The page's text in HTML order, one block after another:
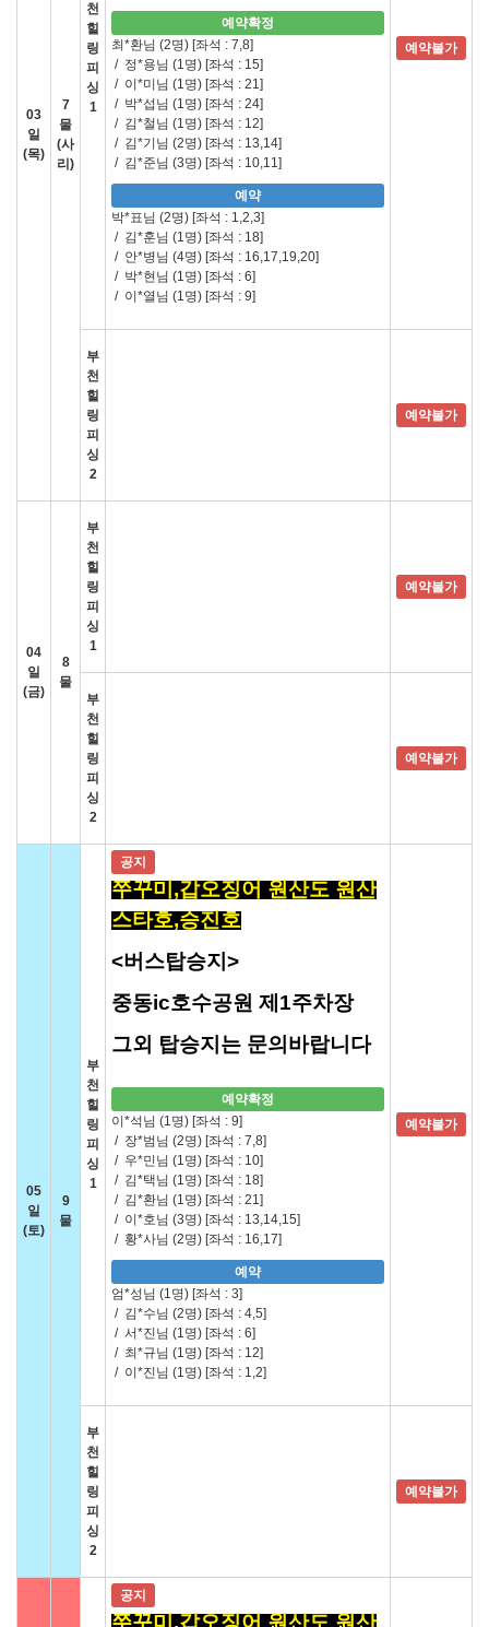
03
일
(목)
7
물
(사
리)
천
힐
링
피
싱
1
예약확정
최*환님 (2명) [좌석 : 7,8]
/ 정*용님 (1명) [좌석 : 15]
/ 이*미님 (1명) [좌석 : 21]
/ 박*섭님 (1명) [좌석 : 24]
/ 김*철님 (1명) [좌석 : 12]
/ 김*기님 (2명) [좌석 : 13,14]
/ 김*준님 (3명) [좌석 : 10,11]
예약
박*표님 (2명) [좌석 : 1,2,3]
/ 김*훈님 (1명) [좌석 : 18]
/ 안*병님 (4명) [좌석 : 16,17,19,20]
/ 박*현님 (1명) [좌석 : 6]
/ 이*열님 (1명) [좌석 : 9]
예약불가
부
천
힐
링
피
싱
2
예약불가
04
일
(금)
8
물
부
천
힐
링
피
싱
1
예약불가
부
천
힐
링
피
싱
2
예약불가
05
일
(토)
9
물
부
천
힐
링
피
싱
1
공지
쭈꾸미,갑오징어 원산도 원산
스타호,승진호
<버스탑승지>
중동ic호수공원 제1주차장
그외 탑승지는 문의바랍니다
예약확정
이*석님 (1명) [좌석 : 9]
/ 장*범님 (2명) [좌석 : 7,8]
/ 우*민님 (1명) [좌석 : 10]
/ 김*택님 (1명) [좌석 : 18]
/ 김*환님 (1명) [좌석 : 21]
/ 이*호님 (3명) [좌석 : 13,14,15]
/ 황*사님 (2명) [좌석 : 16,17]
예약
엄*성님 (1명) [좌석 : 3]
/ 김*수님 (2명) [좌석 : 4,5]
/ 서*진님 (1명) [좌석 : 6]
/ 최*규님 (1명) [좌석 : 12]
/ 이*진님 (1명) [좌석 : 1,2]
예약불가
부
천
힐
링
피
싱
2
예약불가
공지
쭈꾸미,갑오징어 원산도 원산